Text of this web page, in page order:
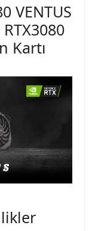
VENTUS
Kartı